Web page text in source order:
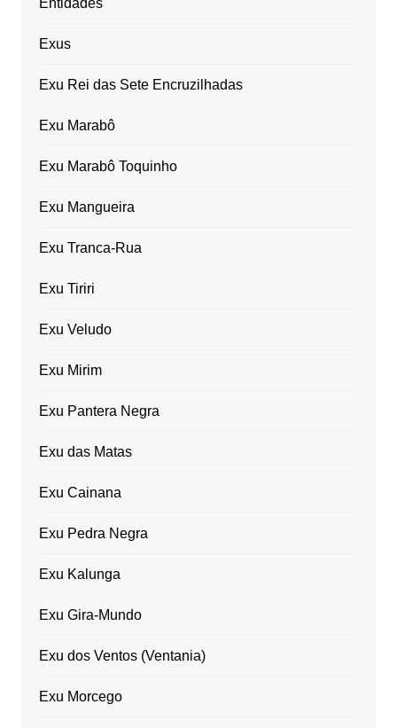
Entidades
Exus
Exu Rei das Sete Encruzilhadas
Exu Marabô
Exu Marabô Toquinho
Exu Mangueira
Exu Tranca-Rua
Exu Tiriri
Exu Veludo
Exu Mirim
Exu Pantera Negra
Exu das Matas
Exu Cainana
Exu Pedra Negra
Exu Kalunga
Exu Gira-Mundo
Exu dos Ventos (Ventania)
Exu Morcego